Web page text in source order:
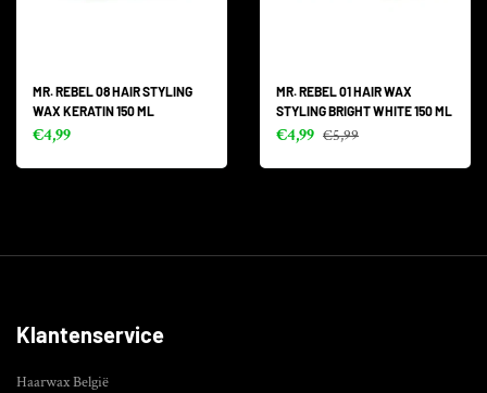
MR. REBEL 08 HAIR STYLING
WAX KERATIN 150 ML
€4,99
MR. REBEL 01 HAIR WAX
STYLING BRIGHT WHITE 150 ML
€4,99 €5,99
Klantenservice
Haarwax België